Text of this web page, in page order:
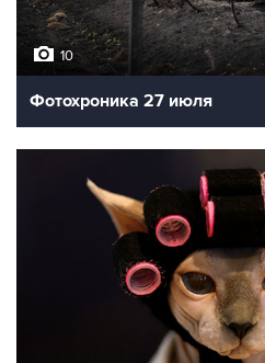
10
Фотохроника 27 июля